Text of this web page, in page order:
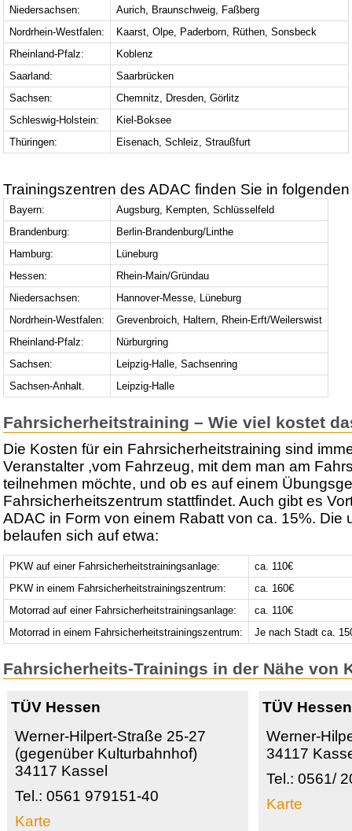
Niedersachsen:
Aurich, Braunschweig, Faßberg
Nordrhein-Westfalen:
Kaarst, Olpe, Paderborn, Rüthen, Sonsbeck
Rheinland-Pfalz:
Koblenz
Saarland:
Saarbrücken
Sachsen:
Chemnitz, Dresden, Görlitz
Schleswig-Holstein:
Kiel-Boksee
Thüringen:
Eisenach, Schleiz, Straußfurt
Trainingszentren des ADAC finden Sie in
Bayern:
Augsburg, Kempten, Schlüsselfeld
Brandenburg:
Berlin-Brandenburg/Linthe
Hamburg:
Lüneburg
Hessen:
Rhein-Main/Gründau
Niedersachsen:
Hannover-Messe, Lüneburg
Nordrhein-Westfalen:
Grevenbroich, Haltern, Rhein-Erft/Weilerswist
Rheinland-Pfalz:
Nürburgring
Sachsen:
Leipzig-Halle, Sachsenring
Sachsen-Anhalt.
Leipzig-Halle
Fahrsicherheitstraining – Wie viel kostet
Die Kosten für ein Fahrsicherheitstraining sind
Veranstalter ,vom Fahrzeug, mit dem man am
teilnehmen möchte, und ob es auf einem
Fahrsicherheitszentrum stattfindet. Auch gibt es
ADAC in Form von einem Rabatt von ca. 15%. Die
belaufen sich auf etwa:
PKW auf einer Fahrsicherheitstrainingsanlage:
ca. 110€
PKW in einem Fahrsicherheitstrainingszentrum:
ca. 160€
Motorrad auf einer Fahrsicherheitstrainingsanlage:
ca. 110€
Motorrad in einem Fahrsicherheitstrainingszentrum:
Je nach Stadt ca.
Fahrsicherheits-Trainings in der Nähe von
TÜV Hessen
Werner-Hilpert-Straße 25-27
(gegenüber Kulturbahnhof)
34117 Kassel
Tel.: 0561 979151-40
Karte
TÜV Hessen
Werner-
34117
Tel.: 0561/
Karte